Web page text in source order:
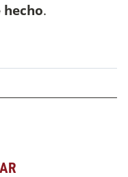
.